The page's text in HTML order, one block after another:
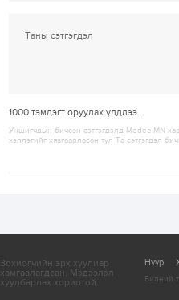
1000 тэмдэгт оруулах үлдлээ.
Уншигчдын бичсэн сэтгэгдэлд Medee.MN
хэллэгийг хязгаарласан тул Та сэтгэгдэл
Зохиогчийн эрх хуулиар
хамгаалагдсан. Мэдээлэл
хуулбарлах хориотой.
Нүүр
Бидний